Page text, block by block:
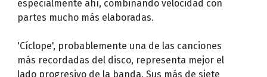
especialmente ahí, combinando velocidad con
partes mucho más elaboradas.
'Cíclope', probablemente una de las canciones
más recordadas del disco, representa mejor el
lado progresivo de la banda. Sus más de siete